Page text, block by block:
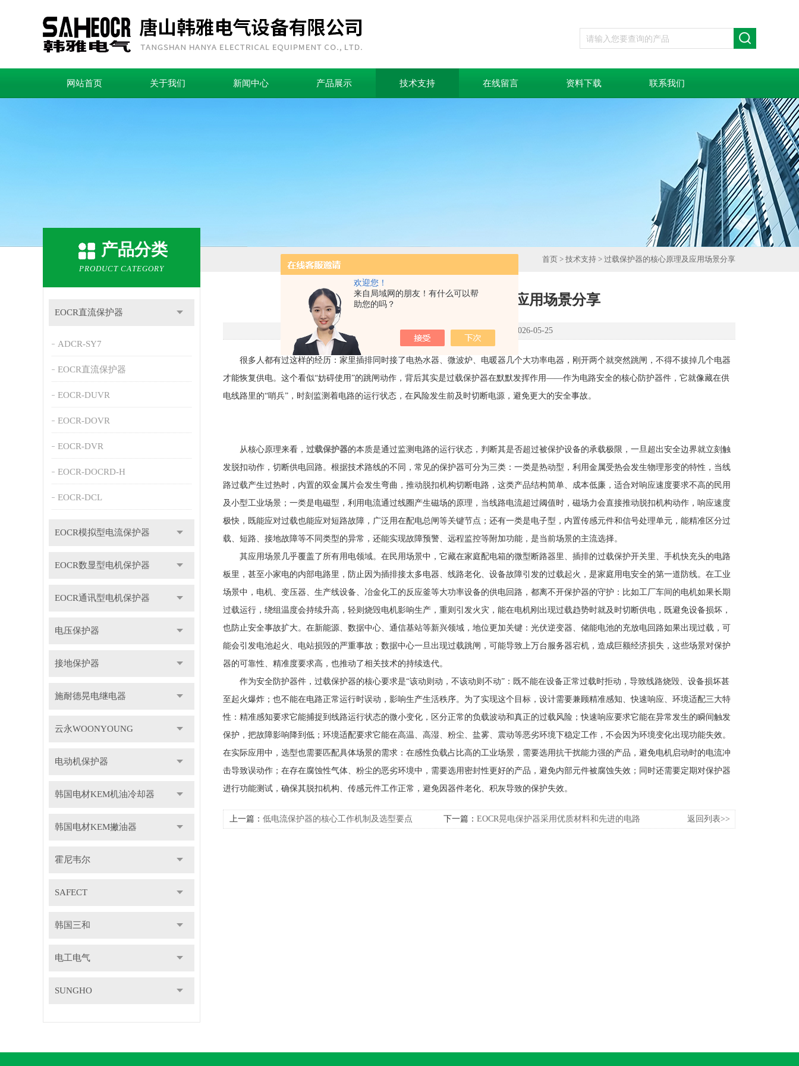
欢迎您！
来自局域网的朋友！有什么可以帮
助您的吗？
网站首页 关于我们 新闻中心 产品展示 技术支持 在线留言 资料下载 联系我们
产品分类
PRODUCT CATEGORY
EOCR直流保护器
ADCR-SY7
EOCR直流保护器
EOCR-DUVR
EOCR-DOVR
EOCR-DVR
EOCR-DOCRD-H
EOCR-DCL
EOCR模拟型电流保护器
EOCR数显型电机保护器
EOCR通讯型电机保护器
电压保护器
接地保护器
施耐德晃电继电器
云永WOONYOUNG
电动机保护器
韩国电材KEM机油冷却器
韩国电材KEM撇油器
霍尼韦尔
SAFECT
韩国三和
电工电气
SUNGHO
首页 > 技术支持 > 过载保护器的核心原理及应用场景分享
过载保护器的核心原理及应用场景分享
点击次数：219 更新时间：2026-05-25
很多人都有过这样的经历：家里插排同时接了电热水器、微波炉、电暖器几个大功率电器，刚开两个就突然跳闸，不得不拔掉几个电器
才能恢复供电。这个看似“妨碍使用”的跳闸动作，背后其实是过载保护器在默默发挥作用——作为电路安全的核心防护器件，它就像藏在供
电线路里的“哨兵”，时刻监测着电路的运行状态，在风险发生前及时切断电源，避免更大的安全事故。
从核心原理来看， 过载保护器的本质是通过监测电路的运行状态，判断其是否超过被保护设备的承载极限，一旦超出安全边界就立刻触
发脱扣动作，切断供电回路。根据技术路线的不同，常见的保护器可分为三类：一类是热动型，利用金属受热会发生物理形变的特性，当线
路过载产生过热时，内置的双金属片会发生弯曲，推动脱扣机构切断电路，这类产品结构简单、成本低廉，适合对响应速度要求不高的民用
及小型工业场景；一类是电磁型，利用电流通过线圈产生磁场的原理，当线路电流超过阈值时，磁场力会直接推动脱扣机构动作，响应速度
极快，既能应对过载也能应对短路故障，广泛用在配电总闸等关键节点；还有一类是电子型，内置传感元件和信号处理单元，能精准区分过
载、短路、接地故障等不同类型的异常，还能实现故障预警、远程监控等附加功能，是当前场景的主流选择。
其应用场景几乎覆盖了所有用电领域。在民用场景中，它藏在家庭配电箱的微型断路器里、插排的过载保护开关里、手机快充头的电路
板里，甚至小家电的内部电路里，防止因为插排接太多电器、线路老化、设备故障引发的过载起火，是家庭用电安全的第一道防线。在工业
场景中，电机、变压器、生产线设备、冶金化工的反应釜等大功率设备的供电回路，都离不开保护器的守护：比如工厂车间的电机如果长期
过载运行，绕组温度会持续升高，轻则烧毁电机影响生产，重则引发火灾，能在电机刚出现过载趋势时就及时切断供电，既避免设备损坏，
也防止安全事故扩大。在新能源、数据中心、通信基站等新兴领域，地位更加关键：光伏逆变器、储能电池的充放电回路如果出现过载，可
能会引发电池起火、电站损毁的严重事故；数据中心一旦出现过载跳闸，可能导致上万台服务器宕机，造成巨额经济损失，这些场景对保护
器的可靠性、精准度要求高，也推动了相关技术的持续迭代。
作为安全防护器件，过载保护器的核心要求是“该动则动，不该动则不动”：既不能在设备正常过载时拒动，导致线路烧毁、设备损坏甚
至起火爆炸；也不能在电路正常运行时误动，影响生产生活秩序。为了实现这个目标，设计需要兼顾精准感知、快速响应、环境适配三大特
性：精准感知要求它能捕捉到线路运行状态的微小变化，区分正常的负载波动和真正的过载风险；快速响应要求它能在异常发生的瞬间触发
保护，把故障影响降到低；环境适配要求它能在高温、高湿、粉尘、盐雾、震动等恶劣环境下稳定工作，不会因为环境变化出现功能失效。
在实际应用中，选型也需要匹配具体场景的需求：在感性负载占比高的工业场景，需要选用抗干扰能力强的产品，避免电机启动时的电流冲
击导致误动作；在存在腐蚀性气体、粉尘的恶劣环境中，需要选用密封性更好的产品，避免内部元件被腐蚀失效；同时还需要定期对保护器
进行功能测试，确保其脱扣机构、传感元件工作正常，避免因器件老化、积灰导致的保护失效。
上一篇： 低电流保护器的核心工作机制及选型要点 下一篇： EOCR晃电保护器采用优质材料和先进的电路
返回列表>>